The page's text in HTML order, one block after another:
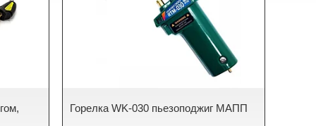
Горелка WK-030 пьезоподжиг МАПП